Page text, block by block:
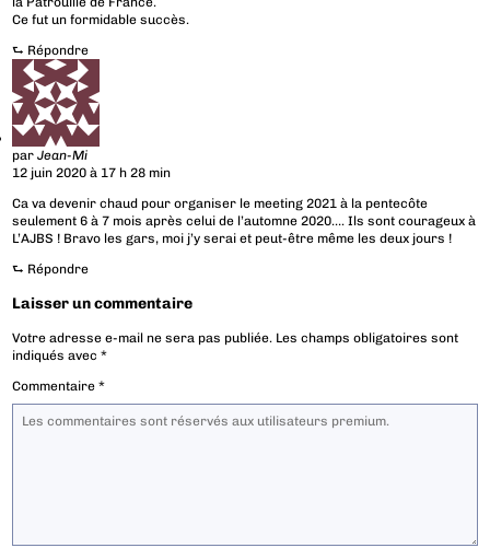
Ce fut un formidable succès.
⮑ Répondre
parJean-Mi
12 juin 2020 à 17 h 28 min
Ca va devenir chaud pour organiser le meeting 2021 à la pentecôte
seulement 6 à 7 mois après celui de l’automne 2020…. Ils sont courageux à
L’AJBS ! Bravo les gars, moi j’y serai et peut-être même les deux jours !
⮑ Répondre
Laisser un commentaire
Votre adresse e-mail ne sera pas publiée. Les champs obligatoires sont
indiqués avec*
Commentaire*